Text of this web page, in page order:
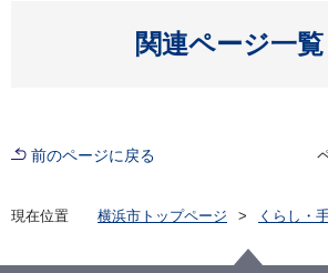
関連ページ一覧
開く
前のページに戻る
現在位置 横浜市トップページ
くらし・